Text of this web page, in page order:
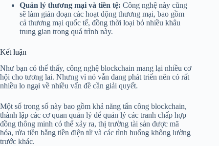
Quản lý thương mại và tiền tệ: Công nghệ này cũng
sẽ làm gián đoạn các hoạt động thương mại, bao gồm
cả thương mại quốc tế, đồng thời loại bỏ nhiều khâu
trung gian trong quá trình này.
Kết luận
Như bạn có thể thấy, công nghệ blockchain mang lại nhiều cơ
hội cho tương lai. Nhưng vì nó vẫn đang phát triển nên có rất
nhiều lo ngại về nhiều vấn đề cần giải quyết.
Một số trong số này bao gồm khả năng tấn công blockchain,
thành lập các cơ quan quản lý để quản lý các tranh chấp hợp
đồng thông minh có thể xảy ra, thị trường tài sản được mã
hóa, rửa tiền bằng tiền điện tử và các tình huống không lường
trước khác.